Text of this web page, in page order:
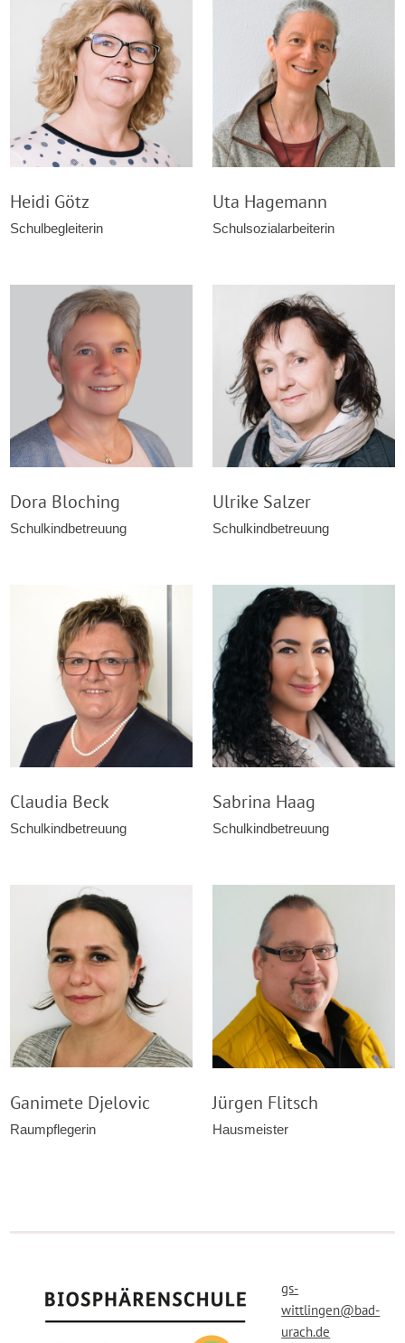
Heidi Götz
Schulbegleiterin
Uta Hagemann
Schulsozialarbeiterin
Dora Bloching
Schulkindbetreuung
Ulrike Salzer
Schulkindbetreuung
Claudia Beck
Schulkindbetreuung
Sabrina Haag
Schulkindbetreuung
Ganimete Djelovic
Raumpflegerin
Jürgen Flitsch
Hausmeister
gs-
wittlingen@bad-
urach.de